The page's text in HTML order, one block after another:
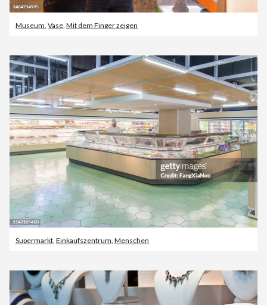
Museum Vase Mit dem Finger zeigen
Supermarkt, Einkaufszentrum, Menschen